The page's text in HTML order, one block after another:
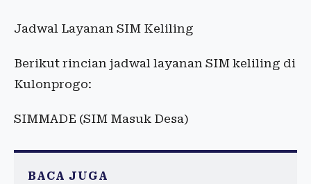
Jadwal Layanan SIM Keliling
Berikut rincian jadwal layanan SIM keliling di
Kulonprogo:
SIMMADE (SIM Masuk Desa)
BACA JUGA